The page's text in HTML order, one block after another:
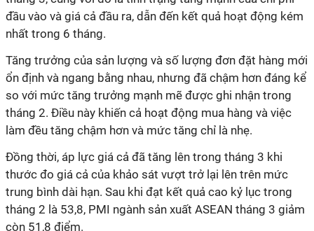
đầu vào và giá cả đầu ra, dẫn đến kết quả hoạt động kém
nhất trong 6 tháng.
Tăng trưởng của sản lượng và số lượng đơn đặt hàng mới
ổn định và ngang bằng nhau, nhưng đã chậm hơn đáng kể
so với mức tăng trưởng mạnh mẽ được ghi nhận trong
tháng 2. Điều này khiến cả hoạt động mua hàng và việc
làm đều tăng chậm hơn và mức tăng chỉ là nhẹ.
Đồng thời, áp lực giá cả đã tăng lên trong tháng 3 khi
thước đo giá cả của khảo sát vượt trở lại lên trên mức
trung bình dài hạn. Sau khi đạt kết quả cao kỷ lục trong
tháng 2 là 53,8, PMI ngành sản xuất ASEAN tháng 3 giảm
còn 51,8 điểm.